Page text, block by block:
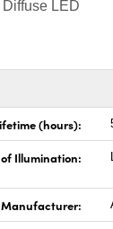
LED
(hours):
of Illumination:
Manufacturer: